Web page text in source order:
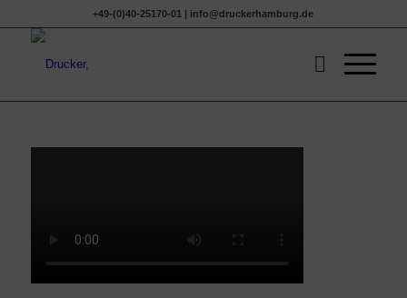
+49-(0)40-25170-01 | info@druckerhamburg.de